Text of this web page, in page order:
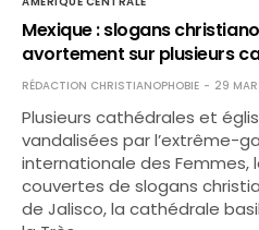
Mexique : slogans
avortement sur plusieurs
RÉDACTION CHRISTIANOPHOBIE 29
Plusieurs cathédrales et
vandalisées par l’extrême-
internationale des Femmes,
couvertes de slogans
de Jalisco, la cathédrale